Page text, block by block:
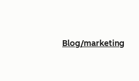
Blog/marketing